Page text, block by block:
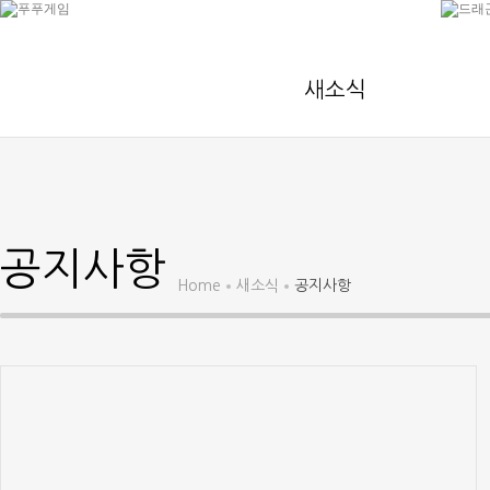
새소식
공지사항 Home 새소식 공지사항